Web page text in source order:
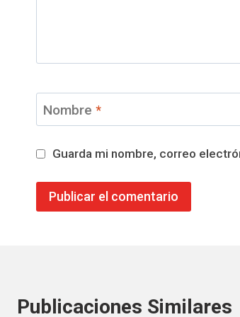
Nombre *
Guarda mi nombre, correo
Publicaciones Similares